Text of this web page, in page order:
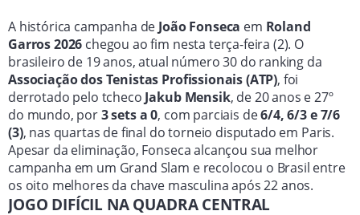
A histórica campanha de João Fonseca em Roland
Garros 2026 chegou ao fim nesta terça-feira (2). O
brasileiro de 19 anos, atual número 30 do ranking da
Associação dos Tenistas Profissionais (ATP), foi
derrotado pelo tcheco Jakub Mensik, de 20 anos e 27º
do mundo, por3 sets a 0, com parciais de6/4, 6/3 e 7/6
(3), nas quartas de final do torneio disputado em Paris.
Apesar da eliminação, Fonseca alcançou sua melhor
campanha em um Grand Slam e recolocou o Brasil entre
os oito melhores da chave masculina após 22 anos.
JOGO DIFÍCIL NA QUADRA CENTRAL